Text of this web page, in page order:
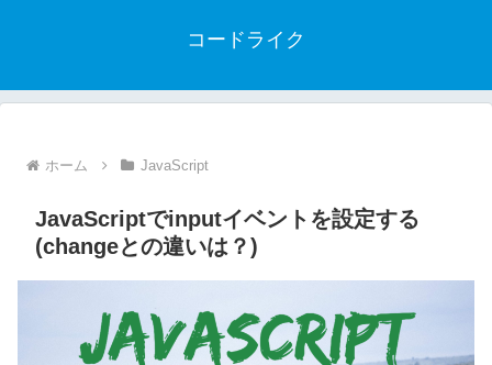
コードライク
ホーム JavaScript
JavaScriptでinputイベントを設定する
(changeとの違いは？)